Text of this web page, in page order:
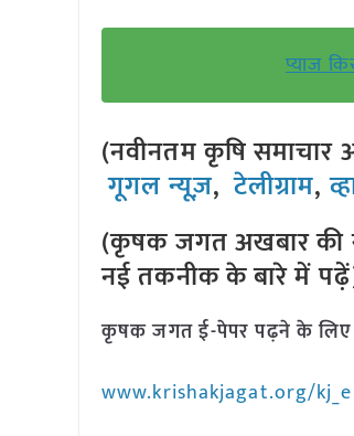
प्याज
(नवीनतम कृषि
गूगल न्यूज़,टेलीग्राम,
(कृषक जगत अखबार की
नई तकनीक के बारे में
कृषक जगत ई-पेपर पढ़ने के लिए
www.krishakjagat.org/